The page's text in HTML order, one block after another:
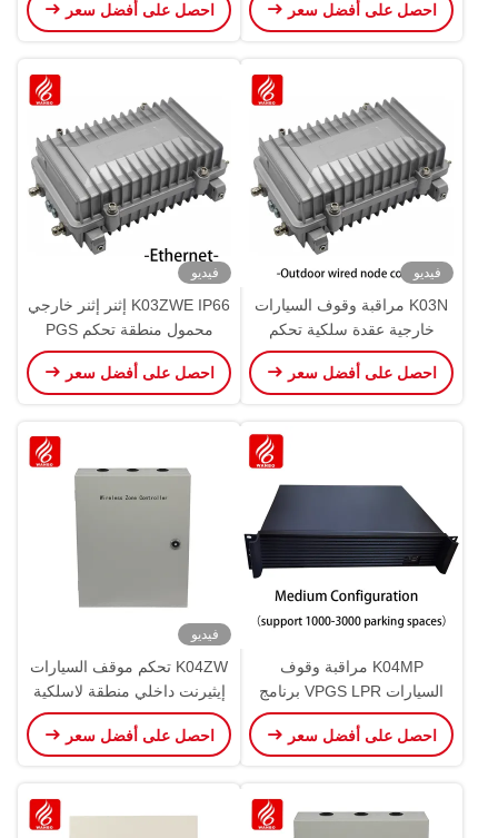
احصل على أفضل سعر
احصل على أفضل سعر
فيديو
K03N مراقبة وقوف السيارات
خارجية عقدة سلكية تحكم
RS485 PGS IP66 نظام توجيه
احصل على أفضل سعر
فيديو
K03ZWE IP66 إثنر إثنر خارجي
محمول منطقة تحكم PGS
RS485
احصل على أفضل سعر
K04MP مراقبة وقوف
السيارات VPGS LPR برنامج
توجيه مراقب مركزي فيديو
احصل على أفضل سعر
فيديو
K04ZW تحكم موقف السيارات
إيثيرنت داخلي منطقة لاسلكية
تحكم بالموجات فوق الصوتية
PGS
احصل على أفضل سعر